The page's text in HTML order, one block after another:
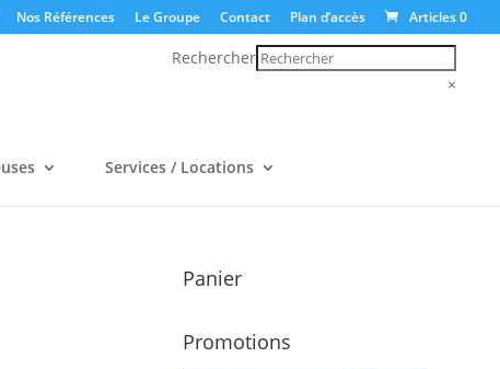
Nos Références Le Groupe Contact Plan d’accès Articles 0
Rechercher
×
Services / Locations
Panier
Promotions